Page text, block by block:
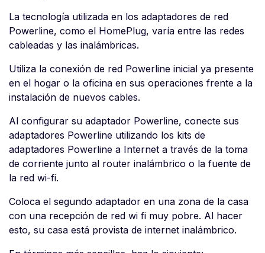
La tecnología utilizada en los adaptadores de red
Powerline, como el HomePlug, varía entre las redes
cableadas y las inalámbricas.
Utiliza la conexión de red Powerline inicial ya presente
en el hogar o la oficina en sus operaciones frente a la
instalación de nuevos cables.
Al configurar su adaptador Powerline, conecte sus
adaptadores Powerline utilizando los kits de
adaptadores Powerline a Internet a través de la toma
de corriente junto al router inalámbrico o la fuente de
la red wi-fi.
Coloca el segundo adaptador en una zona de la casa
con una recepción de red wi fi muy pobre. Al hacer
esto, su casa está provista de internet inalámbrico.